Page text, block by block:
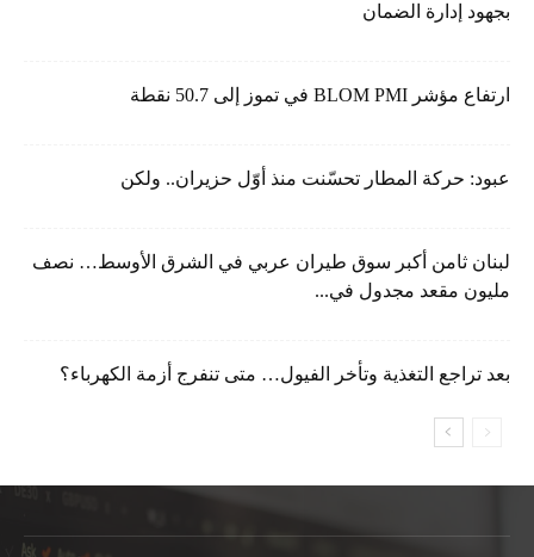
بجهود إدارة الضمان
ارتفاع مؤشر BLOM PMI في تموز إلى 50.7 نقطة
عبود: حركة المطار تحسّنت منذ أوّل حزيران.. ولكن
لبنان ثامن أكبر سوق طيران عربي في الشرق الأوسط… نصف
مليون مقعد مجدول في...
بعد تراجع التغذية وتأخر الفيول… متى تنفرج أزمة الكهرباء؟